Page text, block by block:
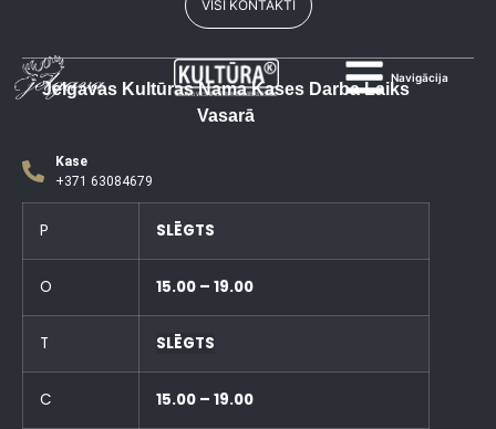
Navigācija
VISI KONTAKTI
Jelgavas Kultūras Nama Kases Darba Laiks
Vasarā
Kase
+371 63084679
P SLĒGTS
O 15.00 – 19.00
T SLĒGTS
C 15.00 – 19.00